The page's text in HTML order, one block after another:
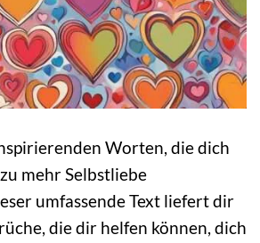
Worten, die dich
mehr Selbstliebe
umfassende Text liefert dir
die dir helfen können, dich